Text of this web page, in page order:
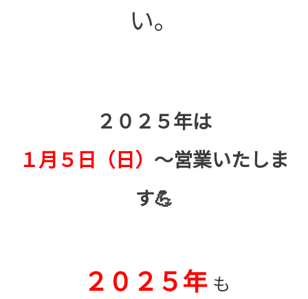
い。
２０２５年は
１月５日（日） ～営業いたしま
す💪
２０２５年 も